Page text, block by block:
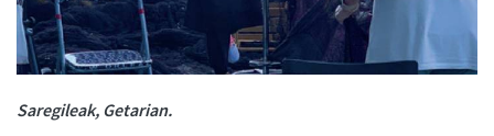
Saregileak, Getarian.